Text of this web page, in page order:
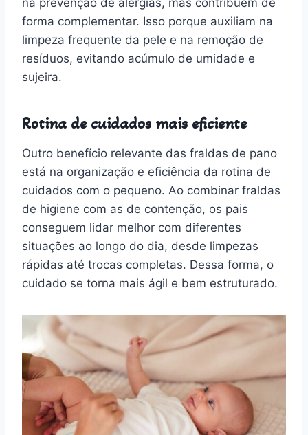
forma complementar. Isso porque auxiliam na
limpeza frequente da pele e na remoção de
resíduos, evitando acúmulo de umidade e
sujeira.
Rotina de cuidados mais eficiente
Outro benefício relevante das fraldas de pano
está na organização e eficiência da rotina de
cuidados com o pequeno. Ao combinar fraldas
de higiene com as de contenção, os pais
conseguem lidar melhor com diferentes
situações ao longo do dia, desde limpezas
rápidas até trocas completas. Dessa forma, o
cuidado se torna mais ágil e bem estruturado.